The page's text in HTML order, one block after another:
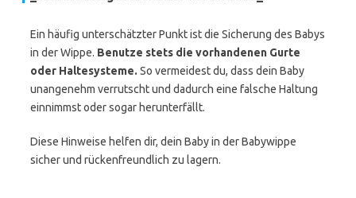
Ein häufig unterschätzter Punkt ist die Sicherung des Babys
in der Wippe. Benutze stets die vorhandenen Gurte
oder Haltesysteme. So vermeidest du, dass dein Baby
unangenehm verrutscht und dadurch eine falsche Haltung
einnimmst oder sogar herunterfällt.
Diese Hinweise helfen dir, dein Baby in der Babywippe
sicher und rückenfreundlich zu lagern.